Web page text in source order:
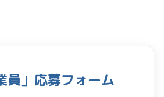
員」応募フォーム